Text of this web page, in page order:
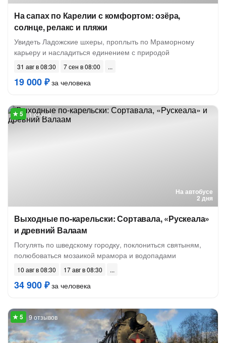
На сапах по Карелии с комфортом: озёра,
солнце, релакс и пляжи
Увидеть Ладожские шхеры, проплыть по Мраморному
карьеру и насладиться единением с природой
31 авг в 08:30 7 сен в 08:00
19 000 ₽за человека
На автобусе
2 дня
1 отзыв
Выходные по-карельски: Сортавала, «Рускеала»
и древний Валаам
Погулять по шведскому городку, поклониться святыням,
полюбоваться мозаикой мрамора и водопадами
10 авг в 08:30 17 авг в 08:30
34 900 ₽за человека
9 отзывов